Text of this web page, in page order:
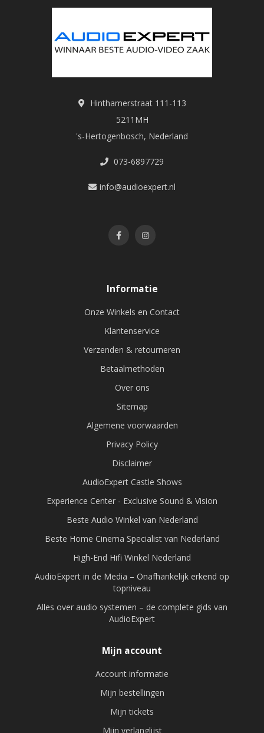
Hinthamerstraat 111-113
5211MH
's-Hertogenbosch, Nederland
073-6897729
info@audioexpert.nl
Informatie
Onze Winkels en Contact
Klantenservice
Verzenden & retourneren
Betaalmethoden
Over ons
Sitemap
Algemene voorwaarden
Privacy Policy
Disclaimer
AudioExpert Castle Shows
Experience Center - Exclusive Sound & Vision
Beste Audio Winkel van Nederland
Beste Home Cinema Specialist van Nederland
High-End Hifi Winkel Nederland
AudioExpert in de Media – Onafhankelijk erkend op
topniveau
Alles over audio systemen – de complete gids van
AudioExpert
Mijn account
Account informatie
Mijn bestellingen
Mijn tickets
Mijn verlanglijst